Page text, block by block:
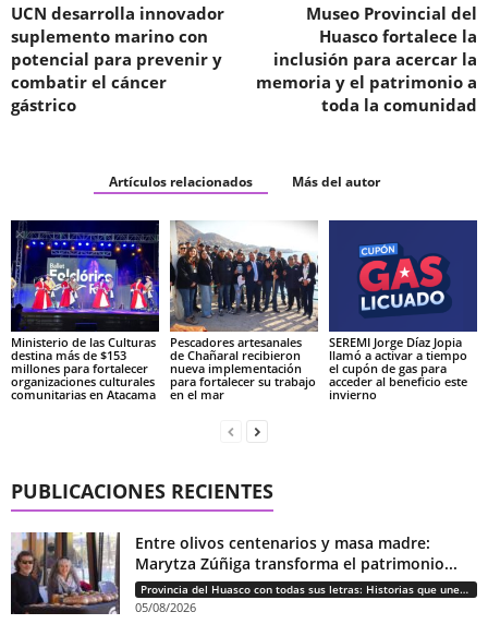
UCN desarrolla innovador
suplemento marino con
potencial para prevenir y
combatir el cáncer
gástrico
Museo Provincial del
Huasco fortalece la
inclusión para acercar la
memoria y el patrimonio a
toda la comunidad
Artículos relacionados Más del autor
Ministerio de las Culturas
destina más de $153
millones para fortalecer
organizaciones culturales
comunitarias en Atacama
Pescadores artesanales
de Chañaral recibieron
nueva implementación
para fortalecer su trabajo
en el mar
SEREMI Jorge Díaz Jopia
llamó a activar a tiempo
el cupón de gas para
acceder al beneficio este
invierno
PUBLICACIONES RECIENTES
Entre olivos centenarios y masa madre:
Marytza Zúñiga transforma el patrimonio...
Provincia del Huasco con todas sus letras: Historias que unen cultura, diversidad e identidad
05/08/2026